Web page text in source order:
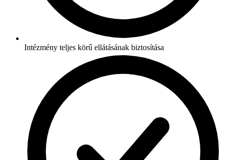
Intézmény teljes körű ellátásának biztosítása